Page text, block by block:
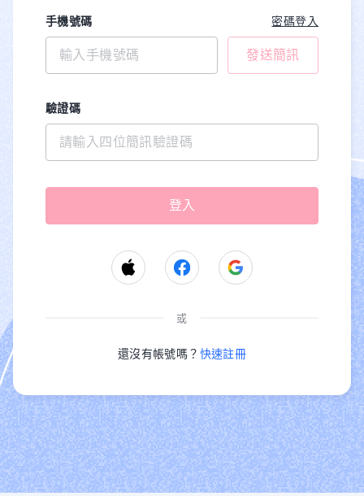
手機號碼 密碼登入
發送簡訊
驗證碼
或
還沒有帳號嗎？ 快速註冊